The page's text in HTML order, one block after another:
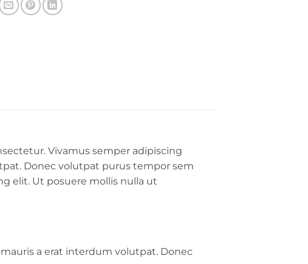
Vivamus semper adipiscing
Donec volutpat purus tempor sem
elit. Ut posuere mollis nulla ut
a erat interdum volutpat. Donec